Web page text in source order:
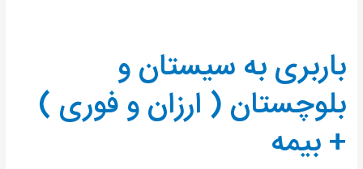
باربری به سیستان و
بلوچستان ( ارزان و فوری )
+ بیمه
باربری
به
سیستان
و
بلوچستان